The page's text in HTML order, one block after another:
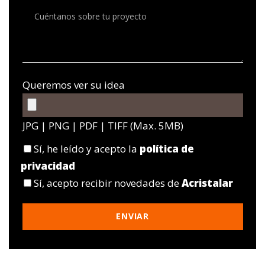
Queremos ver su idea
JPG | PNG | PDF | TIFF (Max. 5MB)
Sí, he leído y acepto la política de
privacidad
Sí, acepto recibir novedades deAcristalar